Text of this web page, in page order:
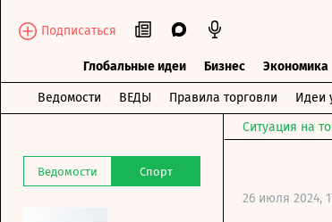
Подписаться
Глобальные идеи Бизнес Экономика
Ведомости ВЕДЫ Правила торговли Идеи
Ведомости Спорт
Ситуация на
26 июля 2024,